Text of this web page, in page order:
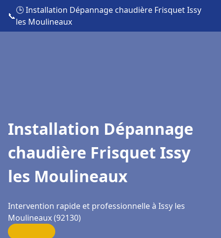
📞
🕒 Installation Dépannage chaudière Frisquet Issy
les Moulineaux
Installation Dépannage
chaudière Frisquet Issy
les Moulineaux
Intervention rapide et professionnelle à Issy les
Moulineaux (92130)